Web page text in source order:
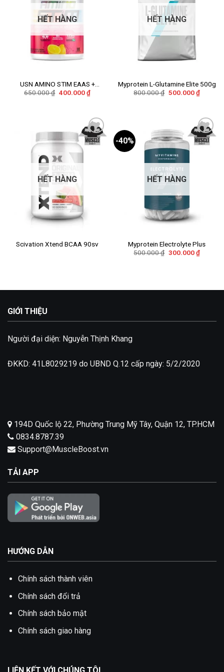
HẾT HÀNG
USN AMINO STIM EAAS +
ENERGY
650.000₫ Giá
400.000₫Giá
hiện
400.000 ₫.
HẾT HÀNG
Myprotein L-Glutamine Elite 500g
800.000₫ Giá
500.000₫Giá
hiện
Add to
wishlist
HẾT HÀNG
Scivation Xtend BCAA 90sv
-40%
Add to
wishlist
HẾT HÀNG
Myprotein Electrolyte Plus
500.000₫ Giá
300.000₫Giá
hiện
GIỚI THIỆU
Người đại diện: Nguyễn Thịnh Khang
ĐKKD: 41L8029219 do UBND Q.12 cấp ngày: 5/2/2020
194D Quốc lộ 22, Phường Trung Mỹ Tây, Quận 12, TP.HCM
0834.8787.39
Support@MuscleBoost.vn
TẢI APP
HƯỚNG DẪN
Chính sách thành viên
Chính sách đổi trả
Chính sách bảo mật
Chính sách giao hàng